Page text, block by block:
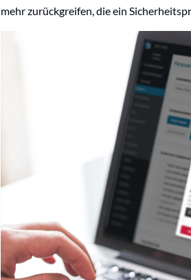
mehr zurückgreifen, die ein